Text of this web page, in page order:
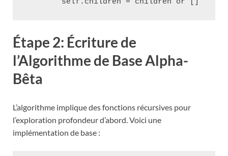
Étape 2: Écriture de
l’Algorithme de Base Alpha-
Bêta
L’algorithme implique des fonctions récursives pour
l’exploration profondeur d’abord. Voici une
implémentation de base :